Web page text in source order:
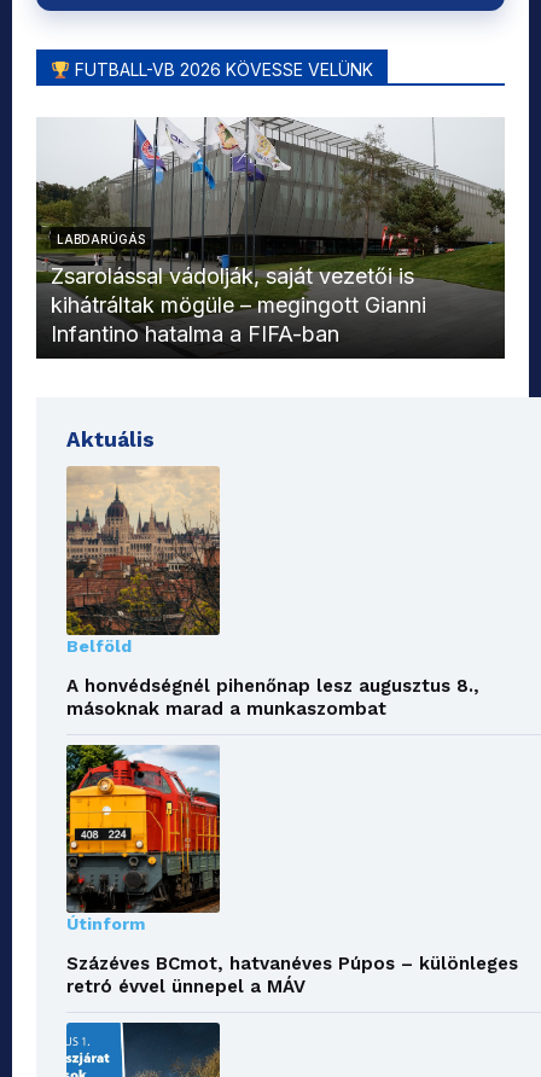
FUTBALL-VB 2026 KÖVESSE VELÜNK
LABDARÚGÁS
Zsarolással vádolják, saját vezetői is
kihátráltak mögüle – megingott Gianni
Infantino hatalma a FIFA-ban
Aktuális
Belföld
A honvédségnél pihenőnap lesz augusztus 8.,
másoknak marad a munkaszombat
Útinform
Százéves BCmot, hatvanéves Púpos – különleges
retró évvel ünnepel a MÁV